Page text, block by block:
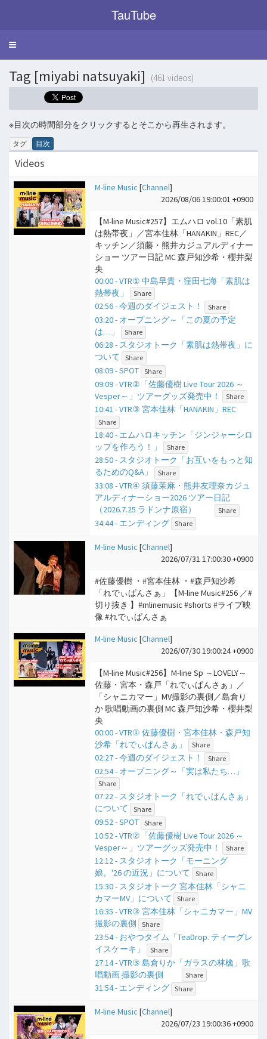
TauTube
Toggle
Tag [miyabi natsuyaki] (461 videos)
※目次の時間部分をクリックするとそこから再生されます。
タグ 目次
Videos
M-line Music [Channel]
2026/08/06 19:00:01 +0900
【M-line Music#257】エムハロ vol.10「素肌
は熱帯夜」／宮本佳林「HANAKIN」REC／
キッチン／須藤・熊井カジュアルディナー
ショー ツアー日記 MC 森戸知沙希・櫻井梨
央
00:00 - VTR① 中島早貴・窪田七海「素肌は
熱帯夜」
Share
02:56 - 今週のダイジェスト！ Share
03:20 - オープニング～「この夏の予定
は…」
Share
06:28 - スタジオトーク「素肌は熱帯夜」に
ついて
Share
08:09 - SPOT Share
09:09 - VTR②「佐藤優樹 Live Tour 2026 ～
Vesper～」ツアーグッズ発売中！
Share
10:41 - VTR③ 宮本佳林「HANAKIN」REC
Share
18:40 - エムハロキッチン「ジンジャーシロ
ップを作ろう！」
Share
28:50 - スタジオトーク「お互いをもっと知
るためのQ&A」
Share
33:08 - VTR④ 須藤茉麻・熊井友理奈カジュ
アルディナーショー2026 ツアー日記
（2026.7.25 ラドンナ原宿）
Share
34:44 - エンディング Share
M-line Music [Channel]
2026/07/31 17:00:30 +0900
#佐藤優樹 ・#宮本佳林 ・#森戸知沙希
「れでぃぱんさぁ」【M-line Music#256 ／#
切り抜き 】#mlinemusic #shorts #ライブ映
像 #れでぃぱんさぁ
M-line Music [Channel]
2026/07/30 19:00:24 +0900
【M-line Music#256】M-line Sp ～LOVELY～
佐藤・宮本・森戸「れでぃぱんさぁ」／
「シャニカマー」MV撮影の裏側／島倉り
か 歌唱動画の裏側 MC 森戸知沙希・櫻井梨
央
00:00 - VTR① 佐藤優樹・宮本佳林・森戸知
沙希「れでぃぱんさぁ」
Share
02:27 - 今週のダイジェスト！ Share
02:54 - オープニング～「実は私たち…」
Share
07:22 - スタジオトーク「れでぃぱんさぁ」
について
Share
09:52 - SPOT Share
10:52 - VTR②「佐藤優樹 Live Tour 2026 ～
Vesper～」ツアーグッズ発売中！
Share
12:12 - スタジオトーク「モーニング
娘。'26 の近況」について
Share
15:30 - スタジオトーク 宮本佳林「シャニ
カマーMV」について
Share
16:35 - VTR③ 宮本佳林「シャニカマー」MV
撮影の裏側
Share
23:54 - おやつタイム「TeaDrop. ティーグレ
イスケーキ」
Share
27:14 - VTR③ 島倉りか「ガラスの林檎」歌
唱動画 撮影の裏側
Share
31:54 - エンディング Share
M-line Music [Channel]
2026/07/23 19:00:36 +0900